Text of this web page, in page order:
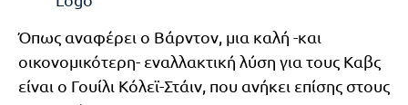
Όπως αναφέρει ο Βάρντον, μια καλή -και
οικονομικότερη- εναλλακτική λύση για τους Καβς
είναι ο Γουίλι Κόλεϊ-Στάιν, που ανήκει επίσης στους